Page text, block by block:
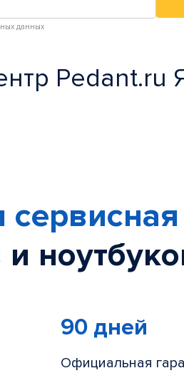
данных
Pedant.ru
90 дней
Официальная